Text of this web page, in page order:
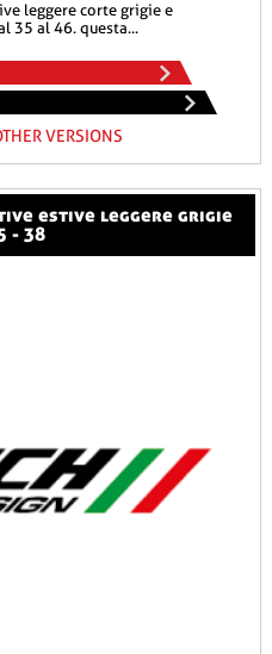
35 al 46. questa...
VERSIONS
- 38